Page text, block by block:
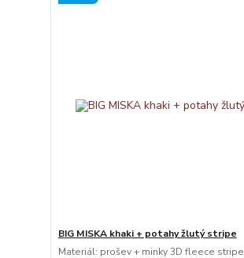
BIG MISKA khaki + potahy žlutý stripe
Materiál: prošev + minky 3D fleece stripe